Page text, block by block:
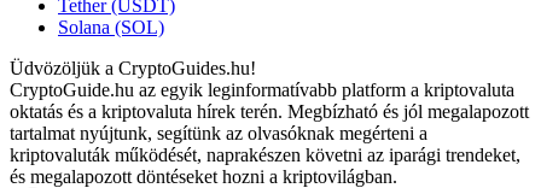
Tether (USDT)
Solana (SOL)
Üdvözöljük a CryptoGuides.hu!
CryptoGuide.hu az egyik leginformatívabb platform a kriptovaluta
oktatás és a kriptovaluta hírek terén. Megbízható és jól megalapozott
tartalmat nyújtunk, segítünk az olvasóknak megérteni a
kriptovaluták működését, naprakészen követni az iparági trendeket,
és megalapozott döntéseket hozni a kriptovilágban.